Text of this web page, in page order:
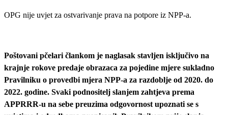
OPG nije uvjet za ostvarivanje prava na potpore iz NPP-a.
Poštovani pčelari člankom je naglasak stavljen isključivo na
krajnje rokove predaje obrazaca za pojedine mjere sukladno
Pravilniku o provedbi mjera NPP-a za razdoblje od 2020. do
2022. godine. Svaki podnositelj slanjem zahtjeva prema
APPRRR-u na sebe preuzima odgovornost upoznati se s